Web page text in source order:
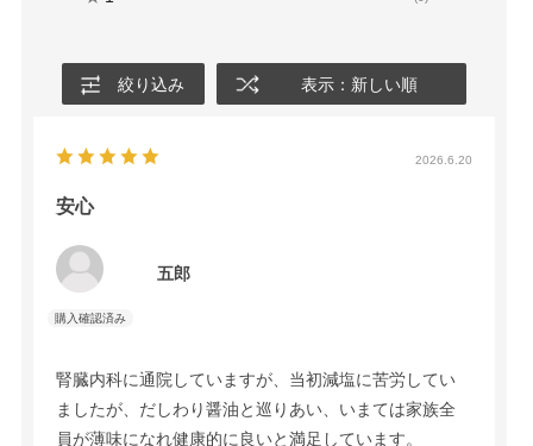
絞り込み 表示：新しい順
2026.6.20
安心
五郎
腎臓内科に通院していますが、当初減塩に苦労してい
ましたが、だしわり醤油と巡りあい、いまては家族全
員が薄味になれ健康的に良いと満足しています。